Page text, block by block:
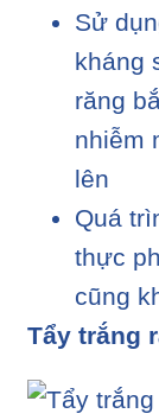
Sử
kháng
răng
nhiễm
lên
Quá
thực
cũng
Tẩy trắng